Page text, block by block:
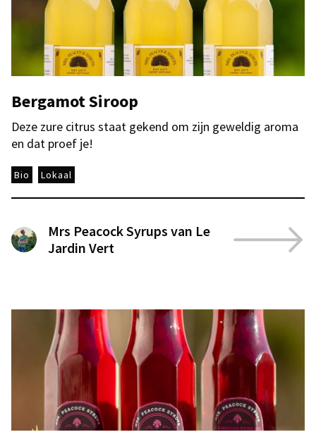
Bergamot Siroop
Deze zure citrus staat gekend om zijn geweldig aroma
en dat proef je!
Bio Lokaal
Mrs Peacock Syrups van Le
Jardin Vert